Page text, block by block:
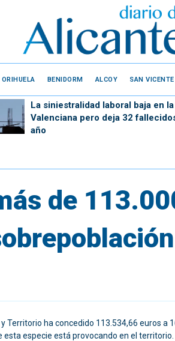
ORIHUELA BENIDORM ALCOY SAN
La siniestralidad laboral baja en
Valenciana pero deja 32
año
de
Territorio ha concedido 113.534,66 euros
especie está provocando en el